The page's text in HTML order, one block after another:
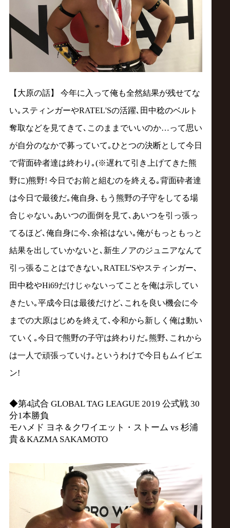
【大原の話】 今年に入って俺も全然結果が残せてな
い｡スティンガーやRATEL'Sの活躍､田中稔のベルト
奪取などを見てきて､このままでいいのか…って思い
が自分のなかで募っていて｡ひとつの決断として今日
で背面砕者達は終わり｡(※遅れて引き上げてきた熊
野に)熊野! 今日でお前と組むのを終える｡背面砕者達
は今日で最後だ｡俺自身､もう熊野の子守をしてる場
合じゃない｡あいつの面倒を見て､あいつを引っ張っ
てるほど､俺自身に今､余裕はない｡俺がもっともっと
結果を出していかないと､新生ノアのジュニアなんて
引っ張ることはできない｡RATEL'Sやスティンガー､
田中稔やHi69だけじゃないってことを俺は示してい
きたい｡平成今日は最後だけど､これを良い機会に今
までの大原はじめを終えて､令和から新しく俺は動い
ていく｡今日で熊野の子守は終わりだ｡熊野､これから
は一人で頑張っていけ｡というわけで今日もムイビエ
ン!
◆第4試合 GLOBAL TAG LEAGUE 2019 公式戦 30
分1本勝負
モハメド ヨネ＆クワイエット・ストーム vs 杉浦
貴＆KAZMA SAKAMOTO